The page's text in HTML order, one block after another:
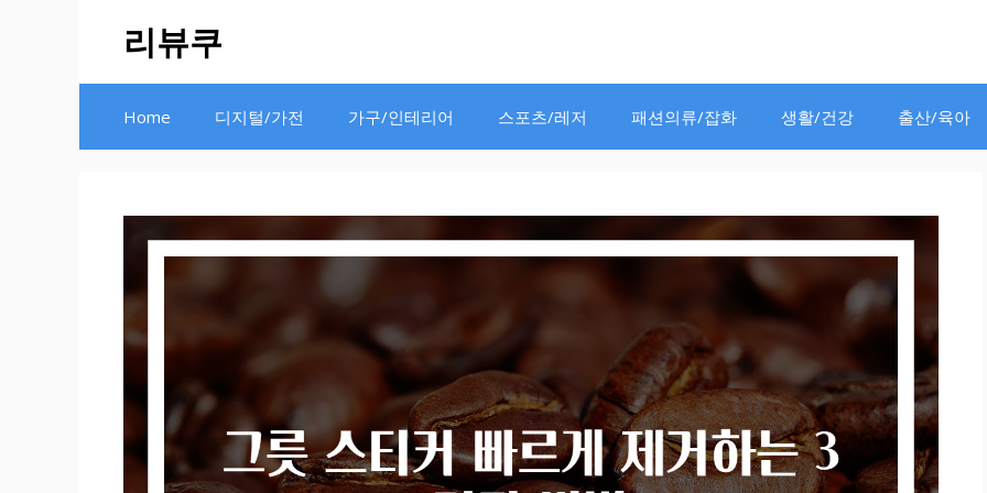
리뷰쿠
Home 디지털/가전 가구/인테리어 스포츠/레저 패션의류/잡화 생활/건강 출산/육아